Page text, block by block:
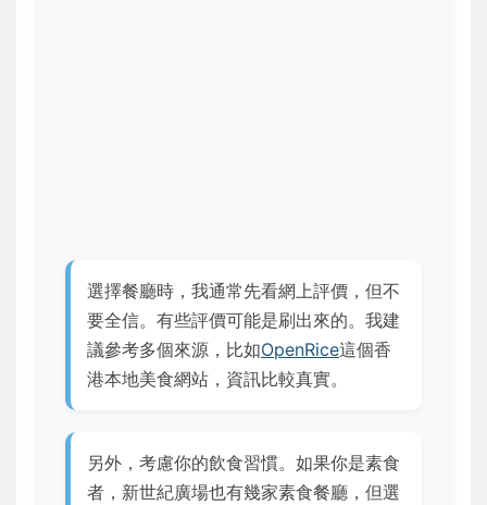
選擇餐廳時，我通常先看網上評價，但不
要全信。有些評價可能是刷出來的。我建
議參考多個來源，比如OpenRice這個香
港本地美食網站，資訊比較真實。
另外，考慮你的飲食習慣。如果你是素食
者，新世紀廣場也有幾家素食餐廳，但選